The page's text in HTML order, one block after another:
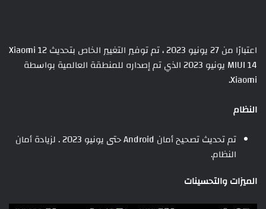
اعتبارًا من 27 يونيو 2023 ، تم توفير التغيير الخاص بتحديث Xiaomi 12
MIUI 14 يونيو 2023 الذي تم إصداره للمنطقة العالمية بواسطة
Xiaomi.
النظام
تم تحديث تصحيح أمان Android حتى يونيو 2023 . لزيادة أمان
النظام.
الميزات والتحسينات